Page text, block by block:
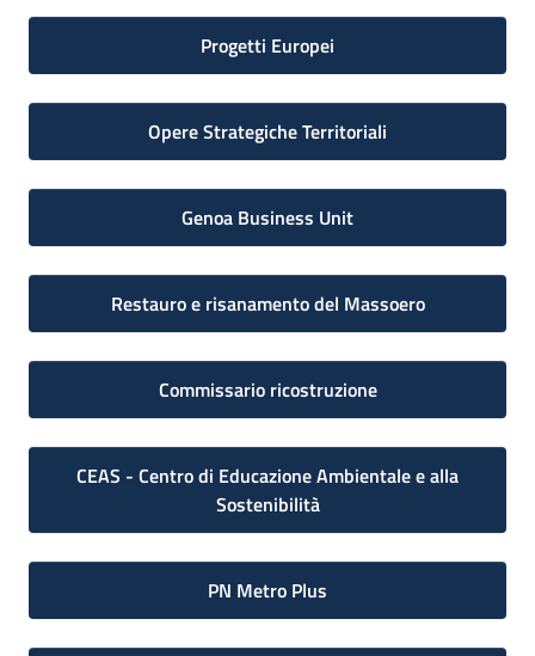
Progetti Europei
Opere Strategiche Territoriali
Genoa Business Unit
Restauro e risanamento del Massoero
Commissario ricostruzione
CEAS - Centro di Educazione Ambientale e alla
Sostenibilità
PN Metro Plus